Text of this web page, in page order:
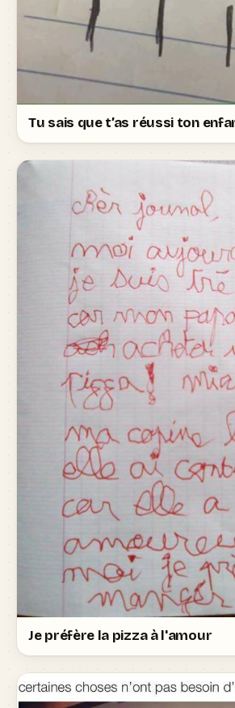
Tu sais que t’as réussi ton
Je préfère la pizza à l'amour